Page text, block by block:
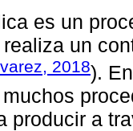
es un
un
2018).
producir a